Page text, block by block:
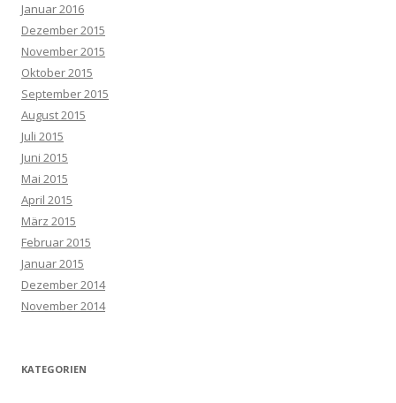
Januar 2016
Dezember 2015
November 2015
Oktober 2015
September 2015
August 2015
Juli 2015
Juni 2015
Mai 2015
April 2015
März 2015
Februar 2015
Januar 2015
Dezember 2014
November 2014
KATEGORIEN